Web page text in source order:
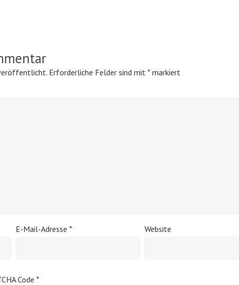
Erforderliche Felder sind mit * markiert
E-Mail-Adresse* Website
Code *